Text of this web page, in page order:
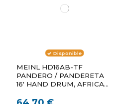
Disponible
MEINL HD16AB-TF
PANDERO / PANDERETA
16' HAND DRUM, AFRICAN
HEADED